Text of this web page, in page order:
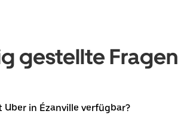
gestellte Fragen
Uber in Ézanville verfügbar?